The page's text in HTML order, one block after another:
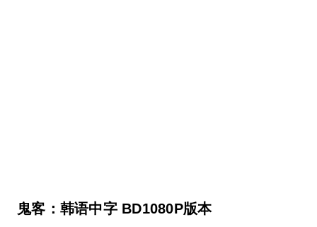
鬼客：韩语中字 BD1080P版本